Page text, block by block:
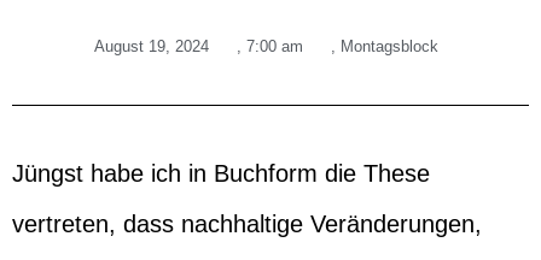
August 19, 2024 , 7:00 am , Montagsblock
Jüngst habe ich in Buchform die These
vertreten, dass nachhaltige Veränderungen,